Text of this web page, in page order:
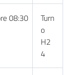
08:30
Turn
o
H2
4